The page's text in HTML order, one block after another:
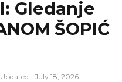
Gledanje
ŠOPIĆ
Updated: July 18, 2026